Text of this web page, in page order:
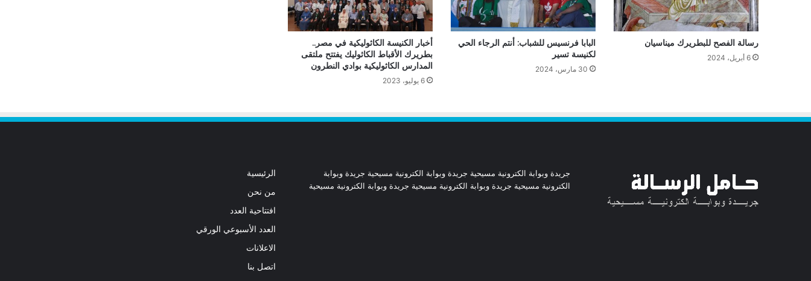
دعوة مشتركة لتجديد الإيمان وترسيخ السلام
والحوار.. رسالة دائرة الحوار بين الأديان
بمناسبة رمضان وعيد الفطر
رسالة الفصح للبطريرك ميناسيان
6 أبريل، 2024
البابا فرنسيس للشباب: أنتم الرجاء الحي
لكنيسة تسير
30 مارس، 2024
أخبار الكنيسة الكاثوليكية في مصر..
بطريرك الأقباط الكاثوليك يفتتح ملتقى
المدارس الكاثوليكية بوادي النطرون
6 يوليو، 2023
جريدة وبوابة الكترونية مسيحية جريدة وبوابة الكترونية مسيحية جريدة وبوابة
الكترونية مسيحية جريدة وبوابة الكترونية مسيحية جريدة وبوابة الكترونية مسيحية
الرئيسية
من نحن
افتتاحية العدد
العدد الأسبوعي الورقي
الاعلانات
اتصل بنا